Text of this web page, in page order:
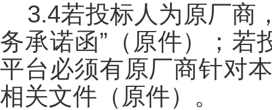
3.4若投标人为原厂商
务承诺函”（原件）；若
平台必须有原厂商针对
相关文件（原件）。